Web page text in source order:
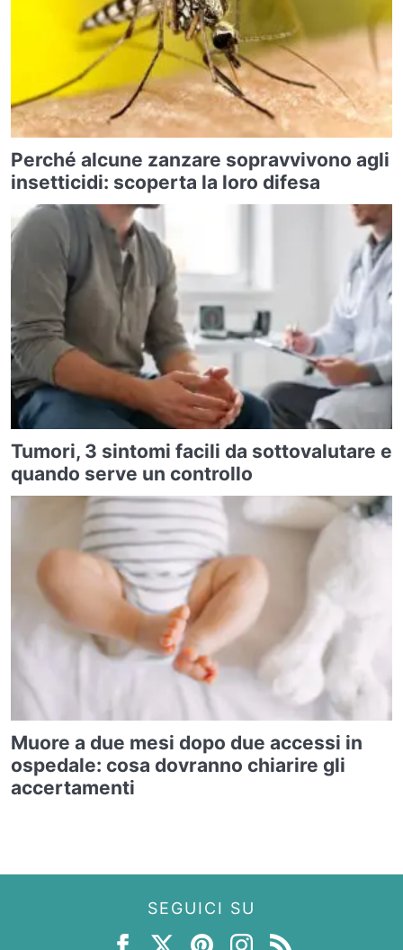
Perché alcune zanzare sopravvivono agli
insetticidi: scoperta la loro difesa
Tumori, 3 sintomi facili da sottovalutare e
quando serve un controllo
Muore a due mesi dopo due accessi in
ospedale: cosa dovranno chiarire gli
accertamenti
SEGUICI SU